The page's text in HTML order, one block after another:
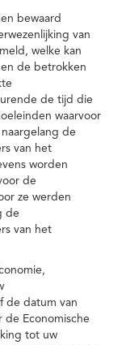
bewaard
van
welke kan
de betrokken
de tijd die
waarvoor
de
van het
worden
de
ze werden
de
van het
de datum van
de Economische
tot uw